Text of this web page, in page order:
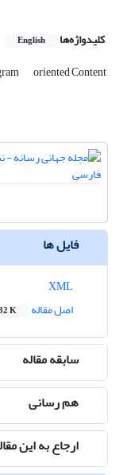
کلیدواژه‌ها English
oriented Content
فایل ها
اصل مقاله
K
سابقه مقاله
هم رسانی
ارجاع به این